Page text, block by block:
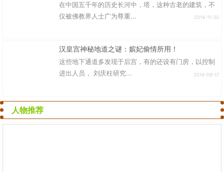
在中国五千年的历史长河中，塔，这种古老的建筑，不
仅被佛教界人士广为尊重...
2014-11-30
汉皇宫神秘地道之谜：嫔妃偷情所用！
这些地下通道多发现于后宫，有的还设有门房，以控制
进出人员， 刘庆柱研究...
2014-09-17
人物推荐